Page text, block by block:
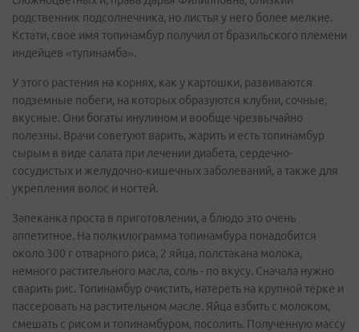
родственник подсолнечника, но листья у него более мелкие.
Кстати, свое имя топинамбур получил от бразильского племени
индейцев «тупинамба».
У этого растения на корнях, как у картошки, развиваются
подземные побеги, на которых образуются клубни, сочные,
вкусные. Они богаты инулином и вообще чрезвычайно
полезны. Врачи советуют варить, жарить и есть топинамбур
сырым в виде салата при лечении диабета, сердечно-
сосудистых и желудочно-кишечных заболеваний, а также для
укрепления волос и ногтей.
Запеканка проста в приготовлении, а блюдо это очень
аппетитное. На полкилограмма топинамбура понадобится
около 300 г отварного риса, 2 яйца, полстакана молока,
немного растительного масла, соль - по вкусу. Сначала нужно
сварить рис. Топинамбур очистить, натереть на крупной терке и
пассеровать на растительном масле. Яйца взбить с молоком,
смешать с рисом и топинамбуром, посолить. Полученную массу